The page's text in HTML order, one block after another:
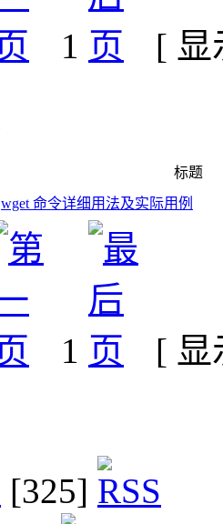
1
[
标题
wget 命令详细用法及实际用例
1 [
[325]